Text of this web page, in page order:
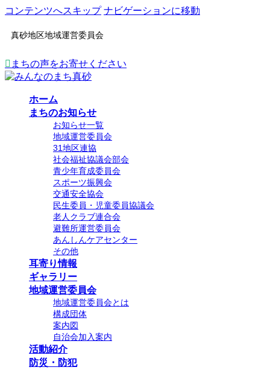
コンテンツへスキップ ナビゲーションに移動
真砂地区地域運営委員会
まちの声をお寄せください
ホーム
まちのお知らせ
お知らせ一覧
地域運営委員会
31地区連協
社会福祉協議会部会
青少年育成委員会
スポーツ振興会
交通安全協会
民生委員・児童委員協議会
老人クラブ連合会
避難所運営委員会
あんしんケアセンター
その他
耳寄り情報
ギャラリー
地域運営委員会
地域運営委員会とは
構成団体
案内図
自治会加入案内
活動紹介
防災・防犯